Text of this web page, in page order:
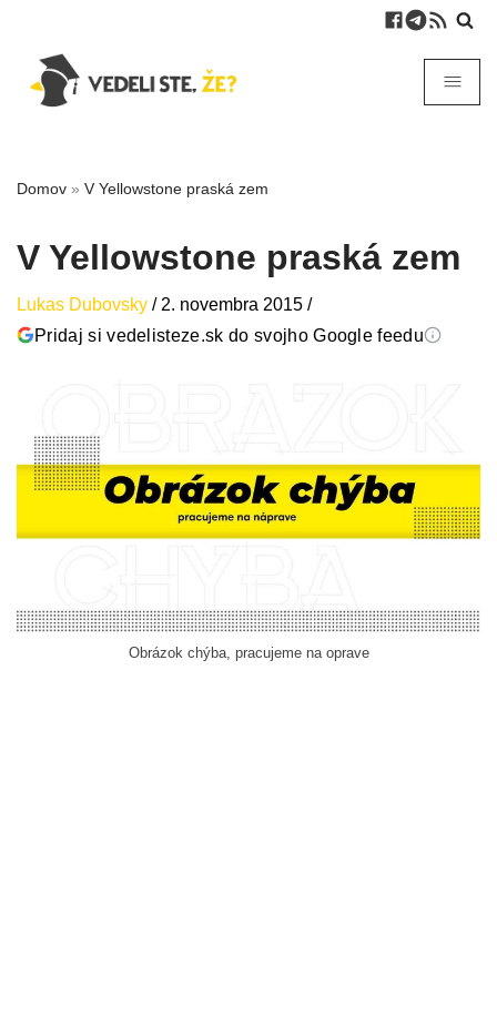
Domov » V Yellowstone praská zem
V Yellowstone praská zem
Lukas Dubovsky / 2. novembra 2015 /
Pridaj si vedelisteze.sk do svojho Google feedu
Obrázok chýba, pracujeme na oprave